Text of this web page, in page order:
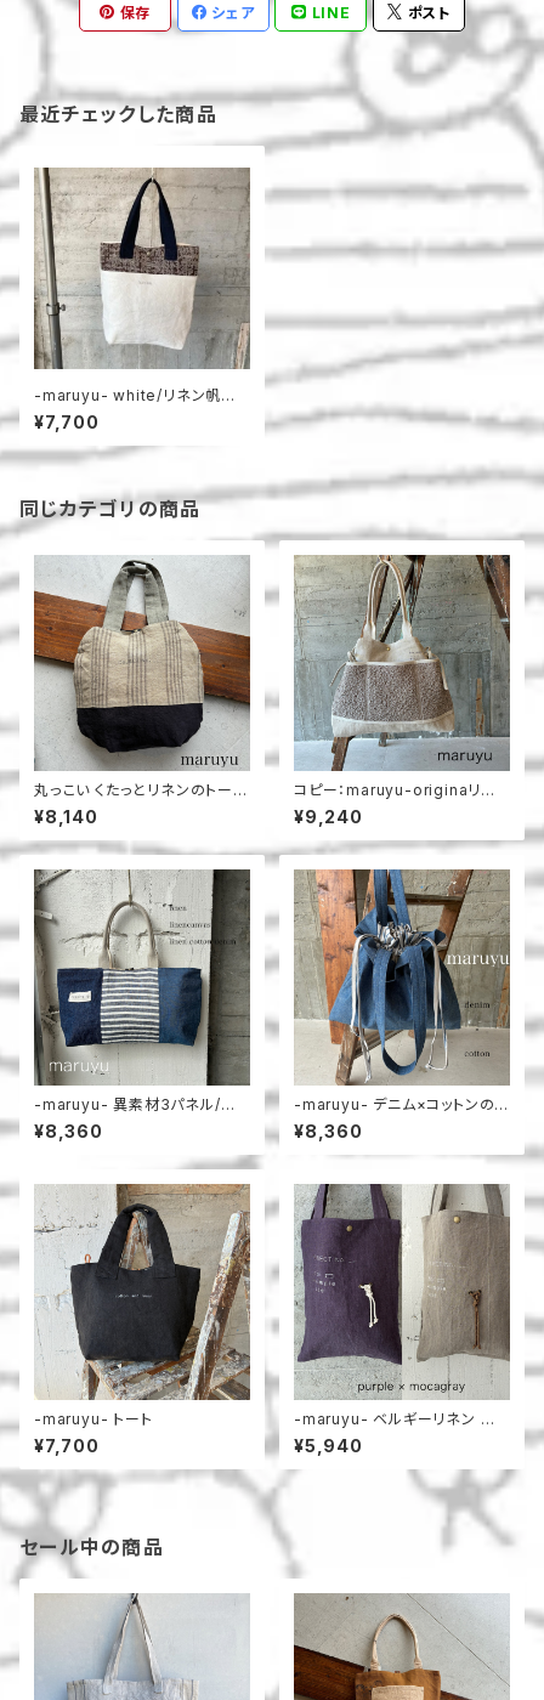
保存 シェア LINE ポスト
最近チェックした商品
-maruyu- white/リネン帆布ト
ート
¥7,700
同じカテゴリの商品
丸っこい くたっとリネンのトート
＿maruyu
¥8,140
コピー：maruyu-originaリボ
ントート
¥9,240
-maruyu- 異素材3パネル/横
長トート
¥8,360
-maruyu- デニム×コットンの
巾着トート
¥8,360
-maruyu- トート
¥7,700
-maruyu- ベルギーリネン 小
さめトート
¥5,940
セール中の商品